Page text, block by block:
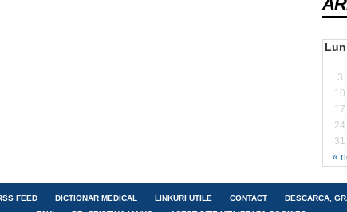
Lun
«
3
10
17
24
31
FEED DICTIONAR MEDICAL LINKURI UTILE CONTACT
DESCARCA,